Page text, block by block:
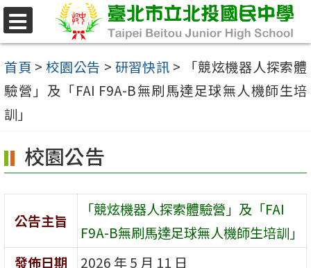
跳
至
主
要
內
區
首頁 > 校園公告 > 研習快訊 >
「競炫機器人探索體
驗營」及「FAI F9A-B無刷馬達足球無人機師生培
訓」
校園公告
公告主旨
「競炫機器人探索體驗營」及「FAI
F9A-B無刷馬達足球無人機師生培訓」
發佈日期
2026 年 5 月 11 日
選
單